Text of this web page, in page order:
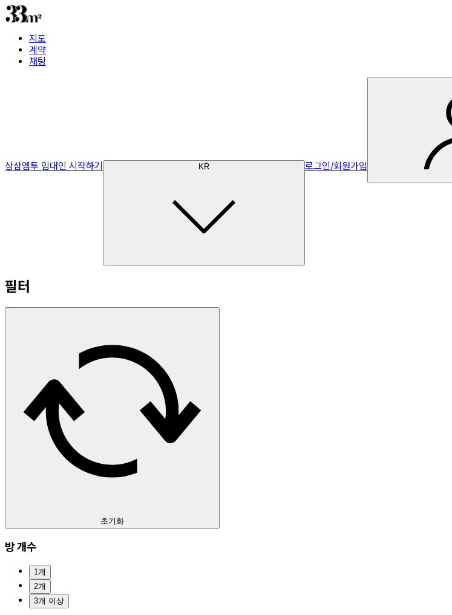
지도
계약
채팅
삼삼엠투 임대인 시작하기 KR 로그인/회원가입
필터
초기화
방 개수
1개
2개
3개 이상